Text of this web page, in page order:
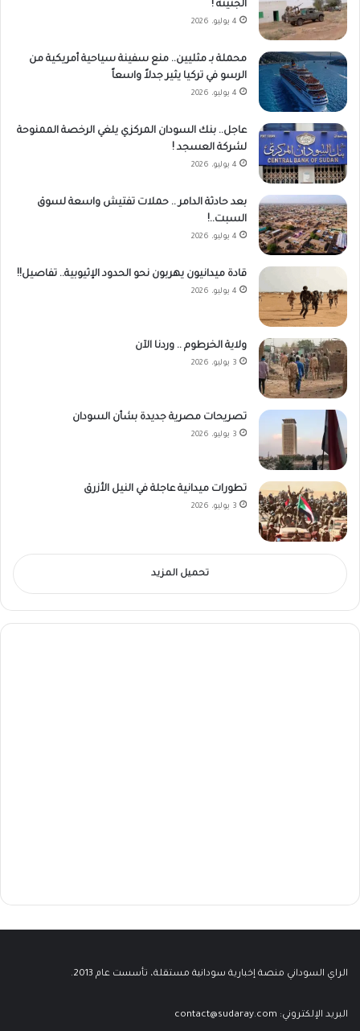
الجنينة !
4 يوليو، 2026
محملة بـ مثليين.. منع سفينة سياحية أمريكية من
الرسو في تركيا يثير جدلاً واسعاً
4 يوليو، 2026
عاجل.. بنك السودان المركزي يلغي الرخصة الممنوحة
لشركة العسجد !
4 يوليو، 2026
بعد حادثة الدامر .. حملات تفتيش واسعة لسوق
السبت..!
4 يوليو، 2026
قادة ميدانيون يهربون نحو الحدود الإثيوبية.. تفاصيل!!
4 يوليو، 2026
ولاية الخرطوم .. وردنا الآن
3 يوليو، 2026
تصريحات مصرية جديدة بشأن السودان
3 يوليو، 2026
تطورات ميدانية عاجلة في النيل الأزرق
3 يوليو، 2026
تحميل المزيد
الراي السوداني منصة إخبارية سودانية مستقلة، تأسست عام 2013.
البريد الإلكتروني: contact@sudaray.com